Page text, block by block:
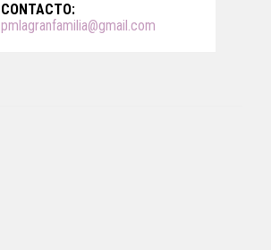
CONTACTO:
pmlagranfamilia@gmail.com